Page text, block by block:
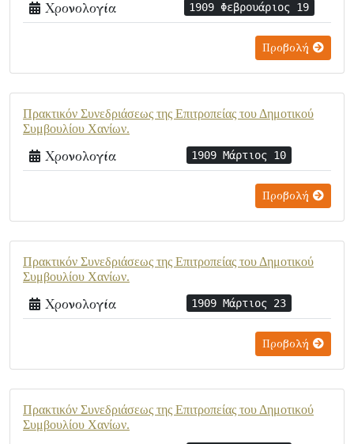
Χρονολογία 1909 Φεβρουάριος 19
Προβολή
Πρακτικόν Συνεδριάσεως της Επιτροπείας του Δημοτικού
Συμβουλίου Χανίων.
Χρονολογία 1909 Μάρτιος 10
Προβολή
Πρακτικόν Συνεδριάσεως της Επιτροπείας του Δημοτικού
Συμβουλίου Χανίων.
Χρονολογία 1909 Μάρτιος 23
Προβολή
Πρακτικόν Συνεδριάσεως της Επιτροπείας του Δημοτικού
Συμβουλίου Χανίων.